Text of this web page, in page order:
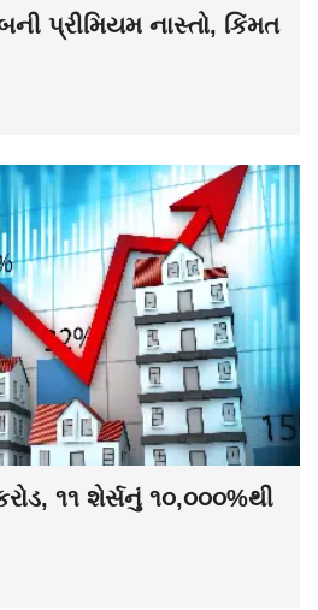
પ્રીમિયમ નાસ્તો, કિંમત
૧૧ શેર્સનું ૧૦,૦૦૦%થી